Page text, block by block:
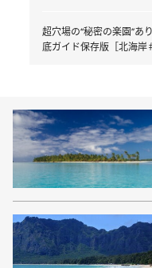
超穴場の“秘密の楽園”あ
底ガイド保存版［北海岸